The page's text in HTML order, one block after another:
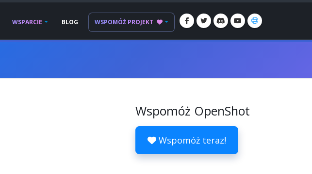
WSPARCIE BLOG WSPOMÓŻ PROJEKT
Wspomóż OpenShot
Wspomóż teraz!